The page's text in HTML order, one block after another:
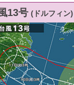
13号 (ドルフィン)